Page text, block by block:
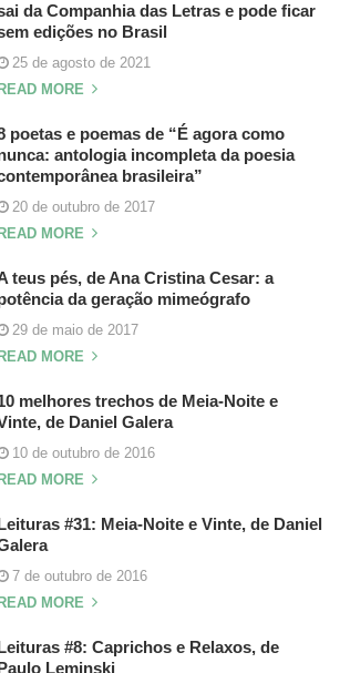
da Companhia das Letras e pode ficar
edições no Brasil
25 de agosto de 2021
READ MORE
poetas e poemas de “É agora como
antologia incompleta da poesia
brasileira”
20 de outubro de 2017
READ MORE
teus pés, de Ana Cristina Cesar: a
da geração mimeógrafo
29 de maio de 2017
READ MORE
melhores trechos de Meia-Noite e
de Daniel Galera
10 de outubro de 2016
READ MORE
#31: Meia-Noite e Vinte, de Daniel
7 de outubro de 2016
READ MORE
#8: Caprichos e Relaxos, de
Leminski